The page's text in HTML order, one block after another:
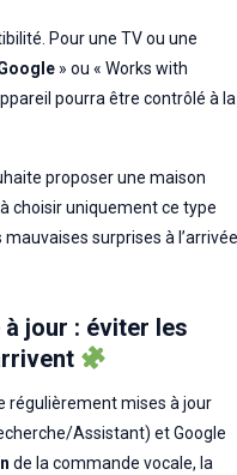
Pour une TV ou une
» ou « Works with
pourra être contrôlé à la
proposer une maison
choisir uniquement ce type
surprises à l’arrivée
jour : éviter les
régulièrement mises à jour
Assistant) et Google
de la commande vocale, la